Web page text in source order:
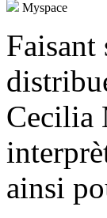
Myspace
Faisant
Cecilia
ainsi